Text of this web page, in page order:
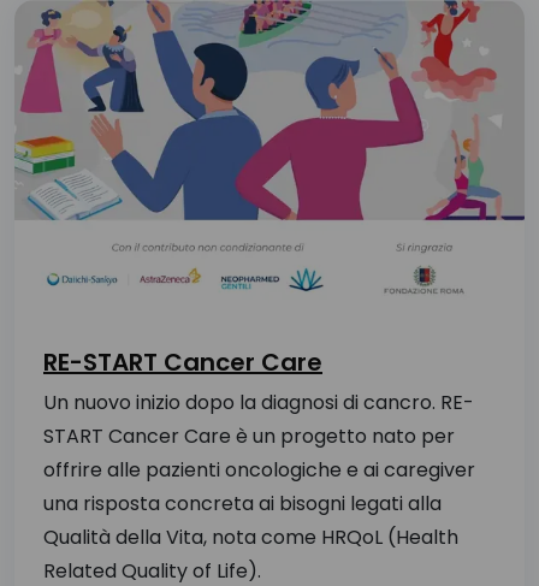
RE-START Cancer Care
Un nuovo inizio dopo la diagnosi di cancro. RE-
START Cancer Care è un progetto nato per
offrire alle pazienti oncologiche e ai caregiver
una risposta concreta ai bisogni legati alla
Qualità della Vita, nota come HRQoL (Health
Related Quality of Life).